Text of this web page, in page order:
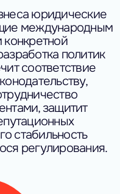
юридические
международным
конкретной
политик
соответствие
защитит
стабильность
регулирования.